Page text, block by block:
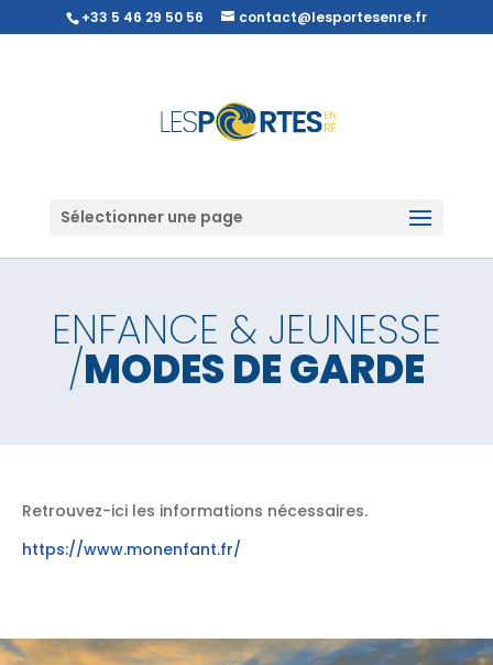
+33 5 46 29 50 56 contact@lesportesenre.fr
Sélectionner une page
ENFANCE & JEUNESSE
/MODES DE GARDE
Retrouvez-ici les informations nécessaires.
https://www.monenfant.fr/